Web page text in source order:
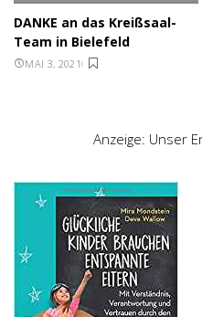
DANKE an das Kreißsaal-
Team in Bielefeld
MAI 3, 2021
Anzeige: Unser